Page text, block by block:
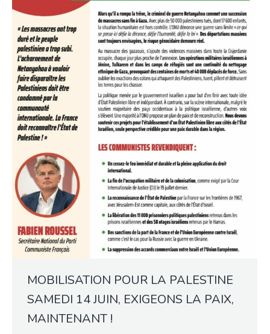
MOBILISATION POUR LA PALESTINE
SAMEDI 14 JUIN, EXIGEONS LA PAIX,
MAINTENANT !